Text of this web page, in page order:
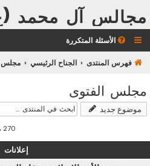
مجالس آل محمد
الأسئلة المتكررة
فهرس المنتدى الجناح الرئيسي مجلس
مجلس الفتوى
موضوع جديد
270 موضوعًا
إعلانات